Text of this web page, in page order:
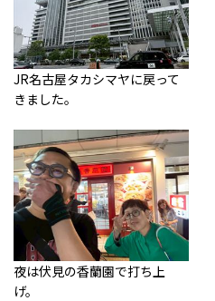
JR名古屋タカシマヤに戻って
きました。
夜は伏見の香蘭園で打ち上
げ。